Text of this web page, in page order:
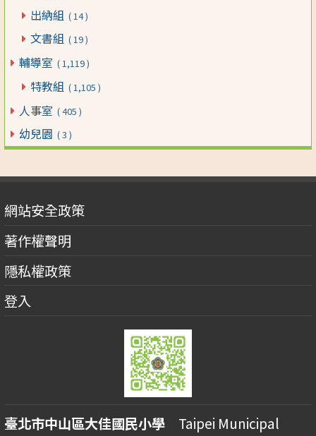
出納組 ( 14 )
文書組 ( 19 )
輔導室 ( 1,119 )
特教組 ( 1,105 )
人事室 ( 405 )
幼兒園 ( 3 )
網站安全政策
著作權聲明
隱私權政策
登入
臺北市中山區大佳國民小學 Taipei Municipal